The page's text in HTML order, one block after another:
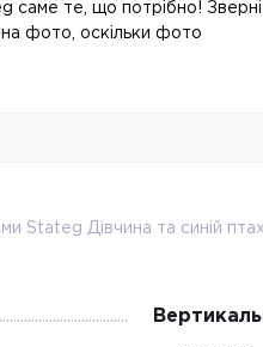
саме те, що потрібно!
на фото, оскільки фото
Stateg Дівчина та синій птах